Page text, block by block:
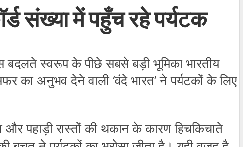
संख्या में पहुँच रहे पर्यटक
बदलते स्वरूप के पीछे सबसे बड़ी भूमिका भारतीय
अनुभव देने वाली ‘वंदे भारत’ ने पर्यटकों के लिए
पहाड़ी रास्तों की थकान के कारण हिचकिचाते